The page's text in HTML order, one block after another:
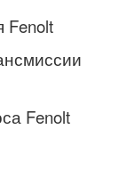
Fenolt
Fenolt